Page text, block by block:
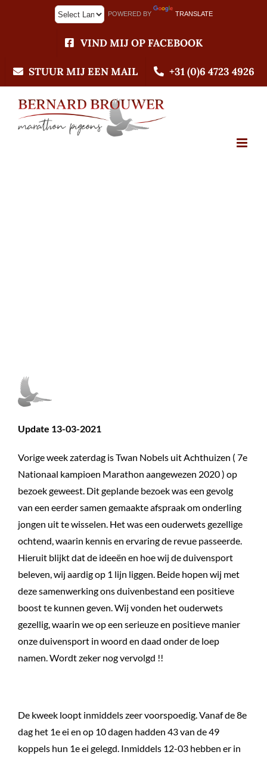
POWERED BY TRANSLATE
VIND MIJ OP FACEBOOK
STUUR MIJ EEN MAIL +31 (0)6 4723 4926
Update 13-03-2021
Vorige week zaterdag is Twan Nobels uit Achthuizen ( 7e
Nationaal kampioen Marathon aangewezen 2020 ) op
bezoek geweest. Dit geplande bezoek was een gevolg
van een eerder samen gemaakte afspraak om onderling
jongen uit te wisselen. Het was een ouderwets gezellige
ochtend, waarin kennis en ervaring de revue passeerde.
Hieruit blijkt dat de ideeën en hoe wij de duivensport
beleven, wij aardig op 1 lijn liggen. Beide hopen wij met
deze samenwerking ons duivenbestand een positieve
boost te kunnen geven. Wij vonden het ouderwets
gezellig, waarin we op een serieuze en positieve manier
onze duivensport in woord en daad onder de loep
namen. Wordt zeker nog vervolgd !!
De kweek loopt inmiddels zeer voorspoedig. Vanaf de 8e
dag het 1e ei en op 10 dagen hadden 43 van de 49
koppels hun 1e ei gelegd. Inmiddels 12-03 hebben er in